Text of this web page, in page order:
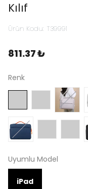
Kılıf
Ürün Kodu: T39991
811.37 ₺
Renk
Uyumlu Model
iPad